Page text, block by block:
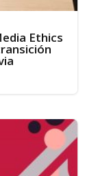
Ethics